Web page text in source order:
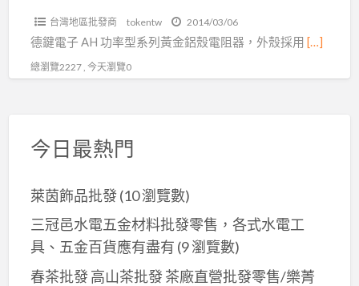
台灣地區批發商 tokentw 2014/03/06
德鍵電子 AH 功率型系列黃金鋁殼電阻器，外殼採用 […]
總瀏覽2227 , 今天瀏覽0
今日最熱門
萊茵飾品批發(10 瀏覽數)
三冠邑水電五金材料批發零售，各式水電工
具、五金百貨應有盡有 (9 瀏覽數)
春茶批發 高山茶批發 茶廠直營批發零售/樂菁